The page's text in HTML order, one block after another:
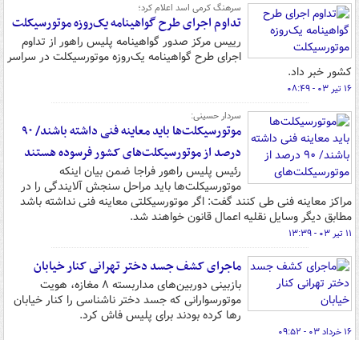
سرهنگ کرمی اسد اعلام کرد؛
تداوم اجرای طرح گواهینامه یک‌روزه موتورسیکلت
رییس مرکز صدور گواهینامه پلیس راهور از تداوم
اجرای طرح گواهینامه یک‌روزه موتورسیکلت در سراسر
کشور خبر داد.
۱۶ تیر ۰۳ - ۰۸:۴۹
سردار حسینی:
موتورسیکلت‌ها باید معاینه فنی داشته باشند/ ۹۰
درصد از موتورسیکلت‌های کشور فرسوده هستند
رئیس پلیس راهور فراجا ضمن بیان اینکه
موتورسیکلت‌ها باید مراحل سنجش آلایندگی را در
مراکز معاینه فنی طی کنند گفت: اگر موتورسیکلتی معاینه فنی نداشته باشد
مطابق دیگر وسایل نقلیه اعمال قانون خواهند شد.
۱۱ تیر ۰۳ - ۱۳:۳۹
ماجرای کشف جسد دختر تهرانی کنار خیابان
بازبینی دوربین‌های مداربسته ۸ مغازه، هویت
موتورسوارانی که جسد دختر ناشناسی را کنار خیابان
رها کرده بودند برای پلیس فاش کرد.
۱۶ خرداد ۰۳ - ۰۹:۵۲